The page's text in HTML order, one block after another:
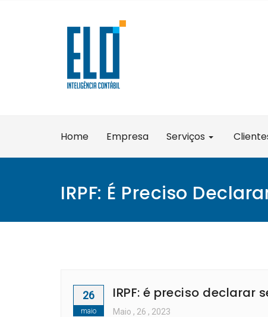
Home Empresa Serviços
IRPF: É Preciso
26
maio
IRPF: é preciso declarar
Maio , 26 , 2023